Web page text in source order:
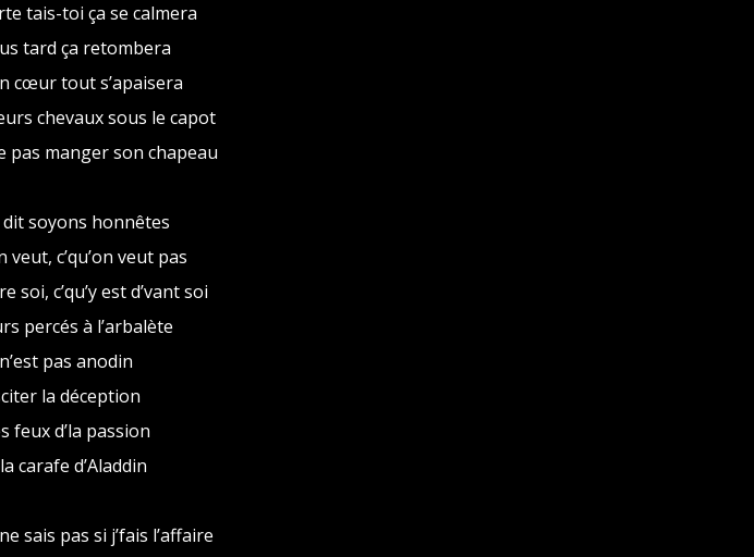
tais-toi ça se calmera
tard ça retombera
cœur tout s’apaisera
chevaux sous le capot
pas manger son chapeau
soyons honnêtes
veut, c’qu’on veut pas
soi, c’qu’y est d’vant soi
percés à l’arbalète
pas anodin
la déception
feux d’la passion
carafe d’Aladdin
sais pas si j’fais l’affaire